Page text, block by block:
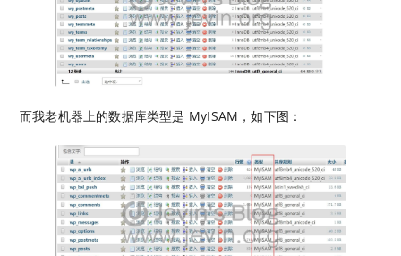
而我老机器上的数据库类型是 MyISAM，如下图：